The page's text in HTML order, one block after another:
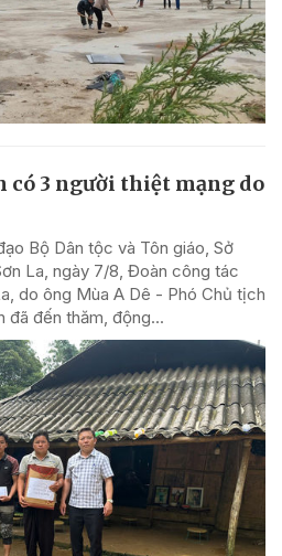
có 3 người thiệt mạng do
Bộ Dân tộc và Tôn giáo, Sở
La, ngày 7/8, Đoàn công tác
do ông Mùa A Dê - Phó Chủ tịch
đã đến thăm, động...